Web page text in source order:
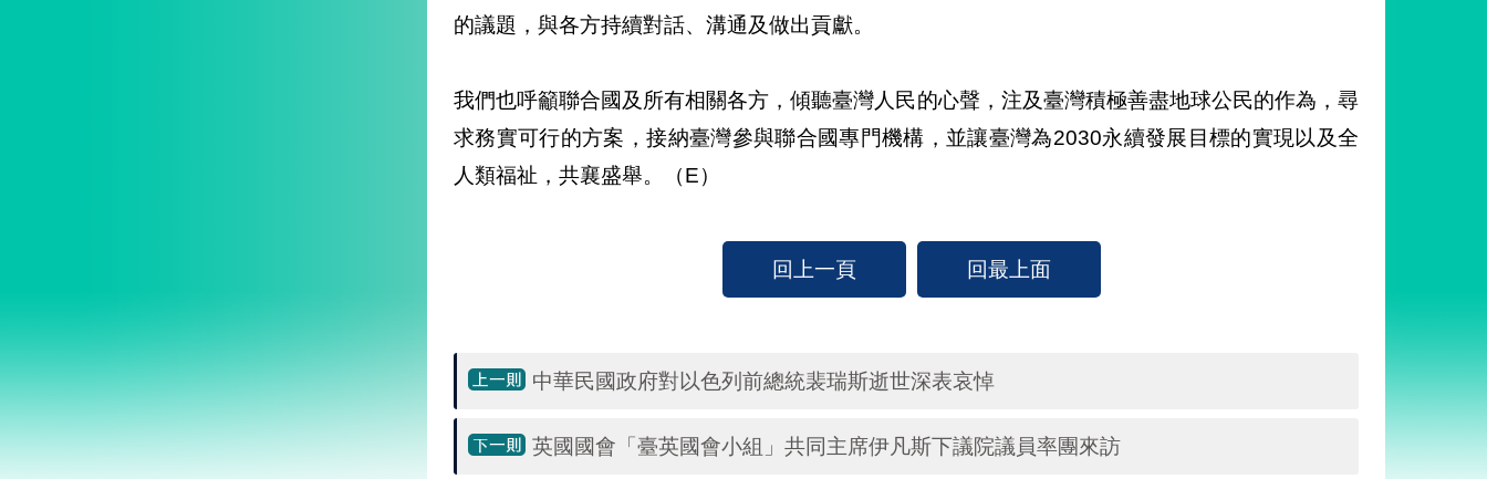
的議題，與各方持續對話、溝通及做出貢獻。
我們也呼籲聯合國及所有相關各方，傾聽臺灣人民的心聲，注及臺灣積極善盡地球公民的作為，尋
求務實可行的方案，接納臺灣參與聯合國專門機構，並讓臺灣為2030永續發展目標的實現以及全
人類福祉，共襄盛舉。（E）
回上一頁 回最上面
中華民國政府對以色列前總統裴瑞斯逝世深表哀悼
英國國會「臺英國會小組」共同主席伊凡斯下議院議員率團來訪